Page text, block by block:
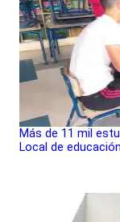
Más de 11 mil
Local de